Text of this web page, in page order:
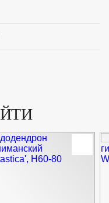
Розовый